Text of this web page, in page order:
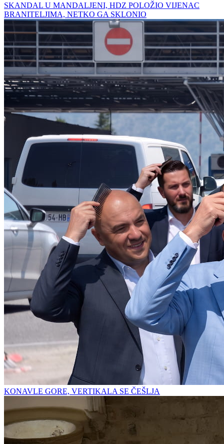
SKANDAL U MANDALJENI, HDZ POLOŽIO VIJENAC
BRANITELJIMA, NETKO GA SKLONIO
KONAVLE GORE, VERTIKALA SE ČEŠLJA